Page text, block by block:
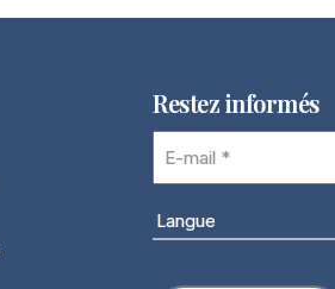
Restez informés
E-
mail
(Nécessaire)
Langue